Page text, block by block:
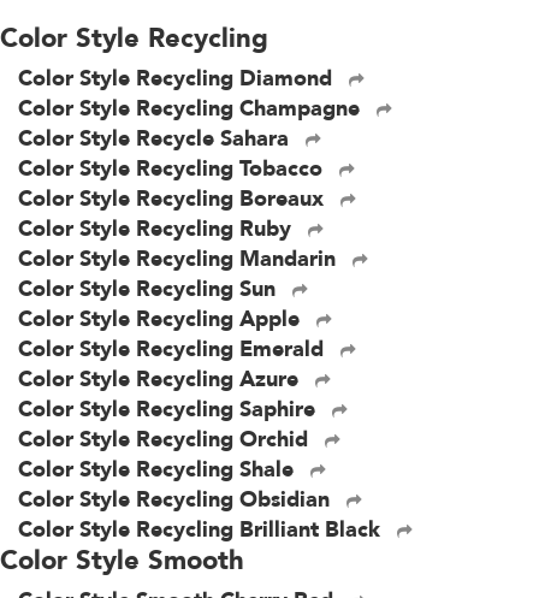
Color Style Recycling
Color Style Recycling Diamond
Color Style Recycling Champagne
Color Style Recycle Sahara
Color Style Recycling Tobacco
Color Style Recycling Boreaux
Color Style Recycling Ruby
Color Style Recycling Mandarin
Color Style Recycling Sun
Color Style Recycling Apple
Color Style Recycling Emerald
Color Style Recycling Azure
Color Style Recycling Saphire
Color Style Recycling Orchid
Color Style Recycling Shale
Color Style Recycling Obsidian
Color Style Recycling Brilliant Black
Color Style Smooth